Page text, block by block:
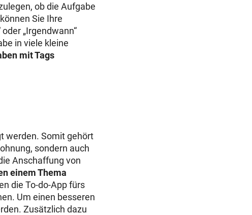
ob die Aufgabe
Sie Ihre
„Irgendwann“
in viele kleine
mit Tags
werden. Somit gehört
sondern auch
Anschaffung von
einem Thema
die To-do-App fürs
Um einen besseren
Zusätzlich dazu